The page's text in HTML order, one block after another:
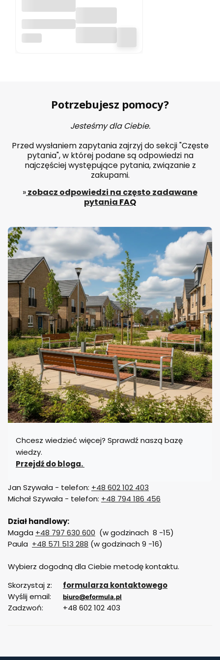
zabudowa na
kontener 1100
Potrzebujesz pomocy?
Jesteśmy dla Ciebie.
Przed wysłaniem zapytania zajrzyj do sekcji "Częste
pytania", w której podane są odpowiedzi na
najczęściej występujące pytania, związanie z
zakupami.
»zobacz odpowiedzi na często zadawane
pytania FAQ
Chcesz wiedzieć więcej? Sprawdź naszą bazę
wiedzy.
Przejdź do bloga.
Jan Szywała - telefon: +48 602 102 403
Michał Szywała - telefon: +48 794 186 456
Dział handlowy:
Magda +48 797 630 600 (w godzinach 8 -15)
Paula +48 571 513 288 (w godzinach 9 -16)
Wybierz dogodną dla Ciebie metodę kontaktu.
Skorzystaj z:
formularza kontaktowego
Wyślij email:
biuro@eformula.pl
Zadzwoń: +48 602 102 403